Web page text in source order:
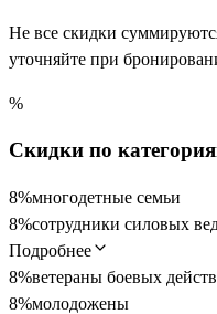
Не все скидки
уточняйте при
%
Скидки по
8%многодетные семьи
8%сотрудники силовых
Подробнее
8%ветераны боевых
8%молодожены